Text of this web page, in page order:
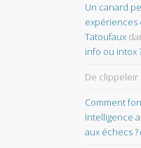
Un canard
expériences
Tatoufaux
info ou intox
De clippeleir
Comment
Intelligence
aux échecs ?